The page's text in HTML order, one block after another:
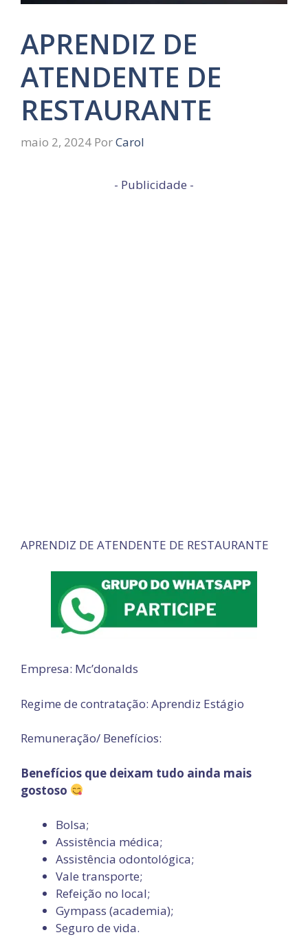
APRENDIZ DE
ATENDENTE DE
RESTAURANTE
maio 2, 2024 PorCarol
- Publicidade -
APRENDIZ DE ATENDENTE DE RESTAURANTE
Empresa: Mc’donalds
Regime de contratação: Aprendiz Estágio
Remuneração/ Benefícios:
Benefícios que deixam tudo ainda mais
gostoso
Bolsa;
Assistência médica;
Assistência odontológica;
Vale transporte;
Refeição no local;
Gympass (academia);
Seguro de vida.